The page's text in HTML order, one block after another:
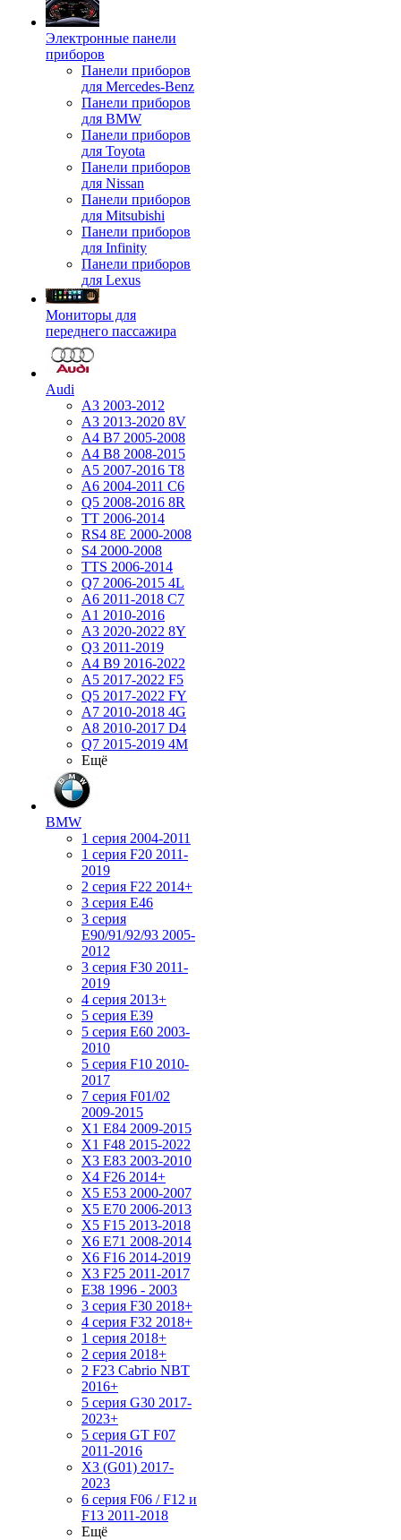
Электронные панели
приборов
Панели приборов
для Mercedes-Benz
Панели приборов
для BMW
Панели приборов
для Toyota
Панели приборов
для Nissan
Панели приборов
для Mitsubishi
Панели приборов
для Infinity
Панели приборов
для Lexus
Мониторы для
переднего пассажира
Audi
A3 2003-2012
A3 2013-2020 8V
A4 B7 2005-2008
A4 B8 2008-2015
A5 2007-2016 T8
A6 2004-2011 C6
Q5 2008-2016 8R
TT 2006-2014
RS4 8E 2000-2008
S4 2000-2008
TTS 2006-2014
Q7 2006-2015 4L
A6 2011-2018 С7
A1 2010-2016
A3 2020-2022 8Y
Q3 2011-2019
A4 B9 2016-2022
A5 2017-2022 F5
Q5 2017-2022 FY
A7 2010-2018 4G
A8 2010-2017 D4
Q7 2015-2019 4M
Ещё
BMW
1 серия 2004-2011
1 серия F20 2011-
2019
2 серия F22 2014+
3 серия Е46
3 серия
E90/91/92/93 2005-
2012
3 серия F30 2011-
2019
4 серия 2013+
5 серия E39
5 серия E60 2003-
2010
5 серия F10 2010-
2017
7 серия F01/02
2009-2015
X1 E84 2009-2015
X1 F48 2015-2022
X3 E83 2003-2010
X4 F26 2014+
X5 E53 2000-2007
X5 E70 2006-2013
X5 F15 2013-2018
X6 E71 2008-2014
X6 F16 2014-2019
X3 F25 2011-2017
E38 1996 - 2003
3 серия F30 2018+
4 серия F32 2018+
1 серия 2018+
2 серия 2018+
2 F23 Cabrio NBT
2016+
5 серия G30 2017-
2023+
5 серия GT F07
2011-2016
X3 (G01) 2017-
2023
6 серия F06 / F12 и
F13 2011-2018
Ещё